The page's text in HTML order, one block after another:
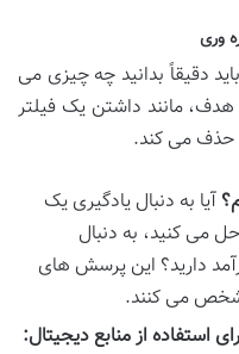
دقیقاً بدانید چه چیزی می
هدف، مانند داشتن یک فیلتر
حذف می کند.
آیا به دنبال یادگیری یک
می کنید، به دنبال
دارید؟ این پرسش های
می کنند.